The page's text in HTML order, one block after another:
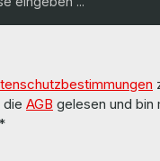
die AGB gelesen und bin
*